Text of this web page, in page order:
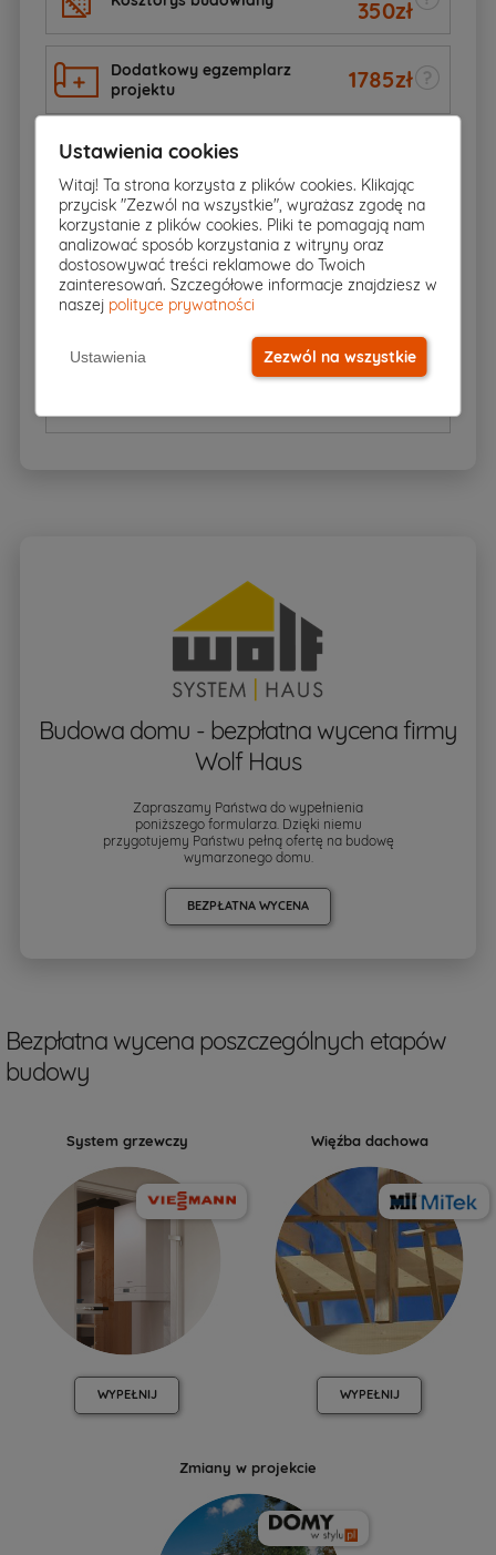
350zł
Dodatkowy egzemplarz
projektu
1785zł
Elektroniczna wersja projektu
Schemat szamba
70zł
60
Schemat rekuperacji
Budowa domu - bezpłatna wycena firmy
Wolf Haus
Zapraszamy Państwa do wypełnienia
poniższego formularza. Dzięki niemu
przygotujemy Państwu pełną ofertę na budowę
wymarzonego domu.
BEZPŁATNA WYCENA
Bezpłatna wycena poszczególnych etapów
budowy
System grzewczy
WYPEŁNIJ
Więźba dachowa
WYPEŁNIJ
Zmiany w projekcie
Ustawienia cookies
Witaj! Ta strona korzysta z plików cookies. Klikając
przycisk "Zezwól na wszystkie", wyrażasz zgodę na
korzystanie z plików cookies. Pliki te pomagają nam
analizować sposób korzystania z witryny oraz
dostosowywać treści reklamowe do Twoich
zainteresowań. Szczegółowe informacje znajdziesz w
naszej polityce prywatności
Ustawienia Zezwól na wszystkie